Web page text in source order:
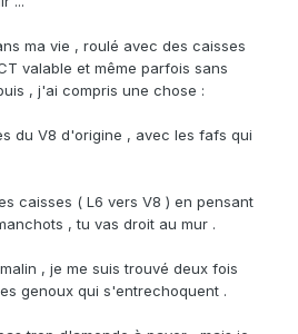
ma vie , roulé avec des caisses
valable et même parfois sans
, j'ai compris une chose :
du V8 d'origine , avec les fafs qui
caisses ( L6 vers V8 ) en pensant
, tu vas droit au mur .
, je me suis trouvé deux fois
genoux qui s'entrechoquent .